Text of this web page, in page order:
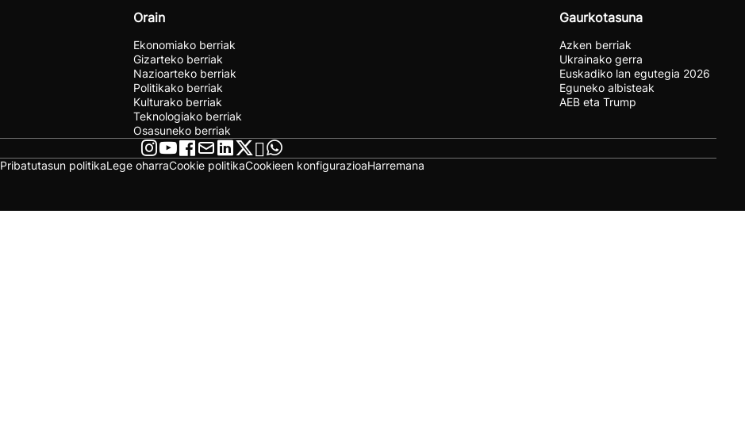
Orain
Ekonomiako berriak
Gizarteko berriak
Nazioarteko berriak
Politikako berriak
Kulturako berriak
Teknologiako berriak
Osasuneko berriak
Gaurkotasuna
Azken berriak
Ukrainako gerra
Euskadiko lan egutegia 2026
Eguneko albisteak
AEB eta Trump
Pribatutasun politikaLege oharraCookie politikaCookieen konfigurazioaHarremana